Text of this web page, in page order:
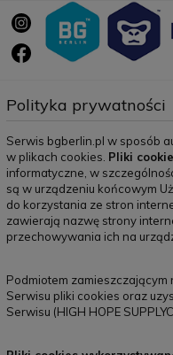
Polityka prywatności
Serwis bgberlin.pl w sposób
w plikach cookies. Pliki
informatyczne, w
są w urządzeniu końcowym
do korzystania ze stron
zawierają nazwę strony
przechowywania ich na
Podmiotem
Serwisu pliki cookies oraz
Serwisu (HIGH HOPE